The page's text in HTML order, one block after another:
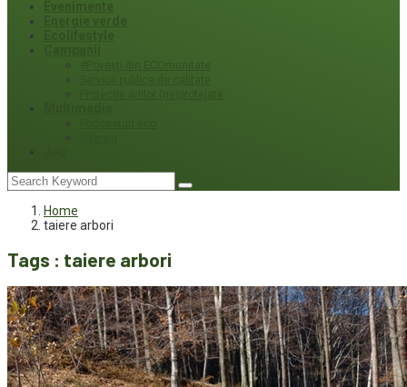
Home
taiere arbori
Tags : taiere arbori